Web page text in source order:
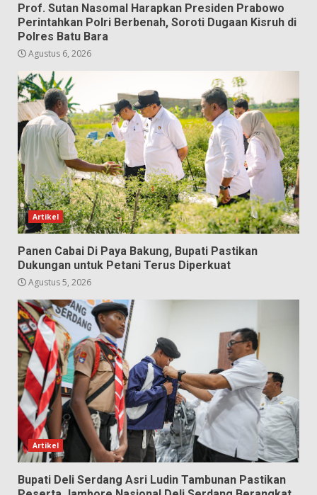
Prof. Sutan Nasomal Harapkan Presiden Prabowo
Perintahkan Polri Berbenah, Soroti Dugaan Kisruh di
Polres Batu Bara
Agustus 6, 2026
Artikel
Panen Cabai Di Paya Bakung, Bupati Pastikan
Dukungan untuk Petani Terus Diperkuat
Agustus 5, 2026
Artikel
Bupati Deli Serdang Asri Ludin Tambunan Pastikan